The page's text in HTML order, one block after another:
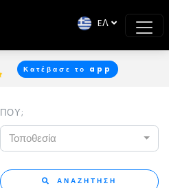
Κατέβασε το app
EΛ
ΠΟΥ;
Τοποθεσία
ΑΝΑΖΗΤΗΣΗ